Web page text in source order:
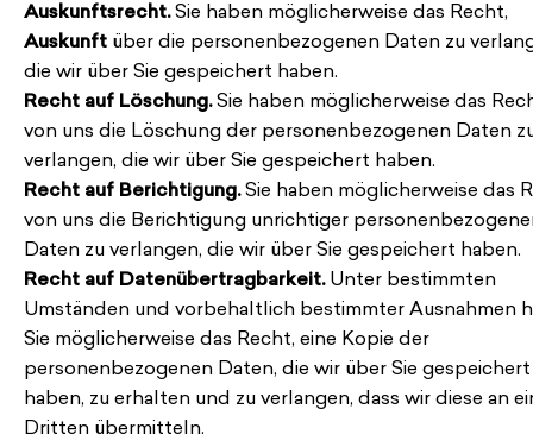
Auskunftsrecht.Sie haben möglicherweise das Recht,
Auskunft über die personenbezogenen Daten zu
die wir über Sie gespeichert haben.
Recht auf Löschung.Sie haben möglicherweise das
von uns die Löschung der personenbezogenen Daten
verlangen, die wir über Sie gespeichert haben.
Recht auf Berichtigung.Sie haben möglicherweise das
von uns die Berichtigung unrichtiger
Daten zu verlangen, die wir über Sie gespeichert haben.
Recht auf Datenübertragbarkeit.Unter bestimmten
Umständen und vorbehaltlich bestimmter Ausnahmen
Sie möglicherweise das Recht, eine Kopie der
personenbezogenen Daten, die wir über Sie gespeichert
haben, zu erhalten und zu verlangen, dass wir diese an
Dritten übermitteln.